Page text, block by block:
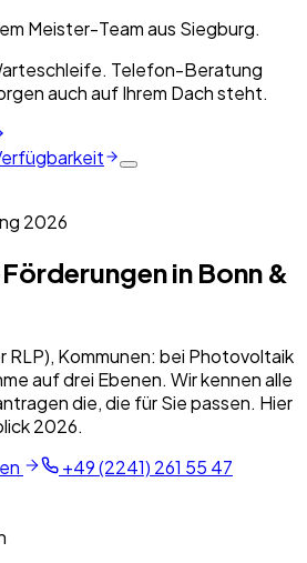
Meister-Team aus Siegburg.
Telefon-Beratung
auch auf Ihrem Dach steht.
2026
in Bonn &
RLP), Kommunen: bei Photovoltaik
auf drei Ebenen. Wir kennen alle
die, die für Sie passen. Hier
2026.
+49 (2241) 261 55 47